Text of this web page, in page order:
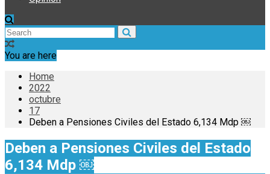
You are here
Home
2022
octubre
17
Deben a Pensiones Civiles del Estado 6,134 Mdp ￼
Deben a Pensiones Civiles del Estado
6,134 Mdp ￼